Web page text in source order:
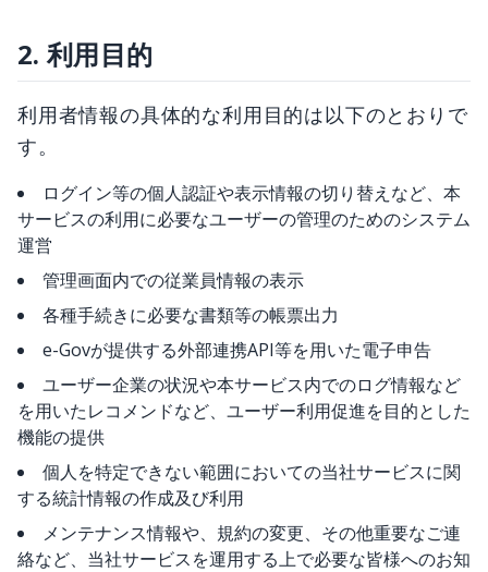
2. 利用目的
利用者情報の具体的な利用目的は以下のとおりで
す。
ログイン等の個人認証や表示情報の切り替えなど、本
サービスの利用に必要なユーザーの管理のためのシステム
運営
管理画面内での従業員情報の表示
各種手続きに必要な書類等の帳票出力
e-Govが提供する外部連携API等を用いた電子申告
ユーザー企業の状況や本サービス内でのログ情報など
を用いたレコメンドなど、ユーザー利用促進を目的とした
機能の提供
個人を特定できない範囲においての当社サービスに関
する統計情報の作成及び利用
メンテナンス情報や、規約の変更、その他重要なご連
絡など、当社サービスを運用する上で必要な皆様へのお知